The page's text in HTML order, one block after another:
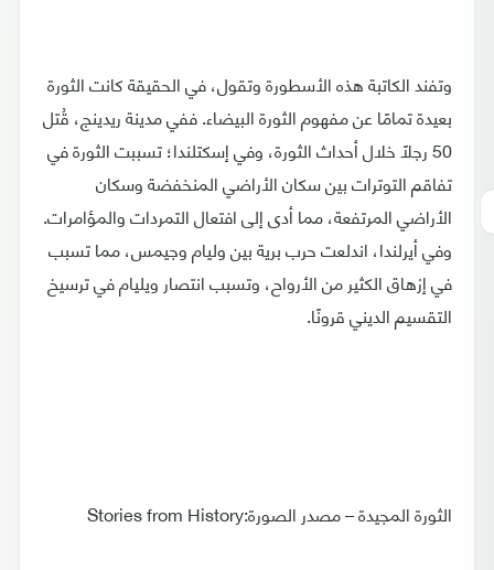
وتفند الكاتبة هذه الأسطورة وتقول، في الحقيقة كانت الثورة
بعيدة تمامًا عن مفهوم الثورة البيضاء. ففي مدينة ريدينج، قُتل
50 رجلًا خلال أحداث الثورة، وفي إسكتلندا؛ تسببت الثورة في
تفاقم التوترات بين سكان الأراضي المنخفضة وسكان
الأراضي المرتفعة، مما أدى إلى افتعال التمردات والمؤامرات.
وفي أيرلندا، اندلعت حرب برية بين وليام وجيمس، مما تسبب
في إزهاق الكثير من الأرواح، وتسبب انتصار ويليام في ترسيخ
التقسيم الديني قرونًا.
الثورة المجيدة – مصدر الصورة:Stories from History